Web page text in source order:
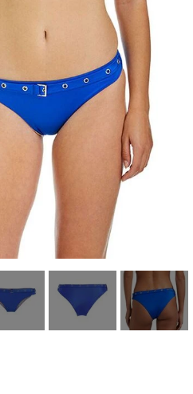
Fotostudie
/ billeder print / bestil
klapvogne og diverse
Hus og
lys og